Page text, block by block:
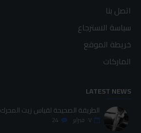
اتصل بنا
سياسة الاسترجاع
خريطة الموقع
الماركات
LATEST NEWS
الطريقة الصحيحة لقياس زيت المحرك
٠٧ فبراير 24